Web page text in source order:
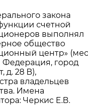
закона
счетной
выполнял
общество
центр»
Федерация, город
д. 28 В),
владельцев
Имена
Черкис Е.В.